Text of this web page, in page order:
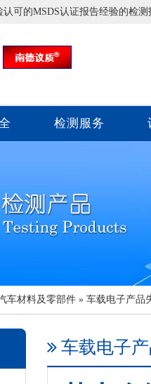
可的MSDS认证报告经验的检
检测服务
车材料及零部件 » 车载电子产品
车载电子